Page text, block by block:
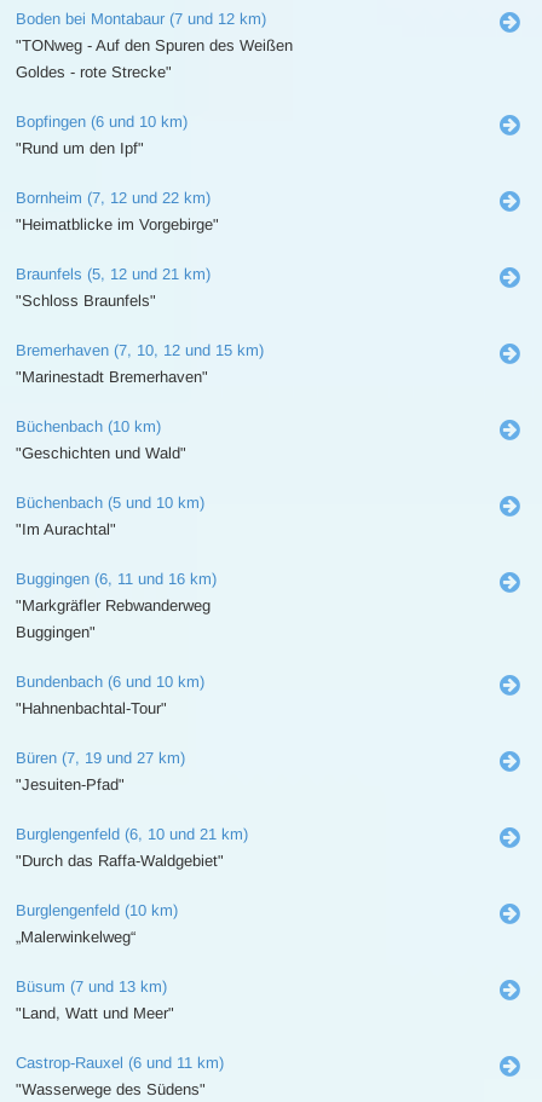
Boden bei Montabaur (7 und 12 km)
"TONweg - Auf den Spuren des Weißen
Goldes - rote Strecke"
Bopfingen (6 und 10 km)
"Rund um den Ipf"
Bornheim (7, 12 und 22 km)
"Heimatblicke im Vorgebirge"
Braunfels (5, 12 und 21 km)
"Schloss Braunfels"
Bremerhaven (7, 10, 12 und 15 km)
"Marinestadt Bremerhaven"
Büchenbach (10 km)
"Geschichten und Wald"
Büchenbach (5 und 10 km)
"Im Aurachtal"
Buggingen (6, 11 und 16 km)
"Markgräfler Rebwanderweg
Buggingen"
Bundenbach (6 und 10 km)
"Hahnenbachtal-Tour"
Büren (7, 19 und 27 km)
"Jesuiten-Pfad"
Burglengenfeld (6, 10 und 21 km)
"Durch das Raffa-Waldgebiet"
Burglengenfeld (10 km)
„Malerwinkelweg“
Büsum (7 und 13 km)
"Land, Watt und Meer"
Castrop-Rauxel (6 und 11 km)
"Wasserwege des Südens"